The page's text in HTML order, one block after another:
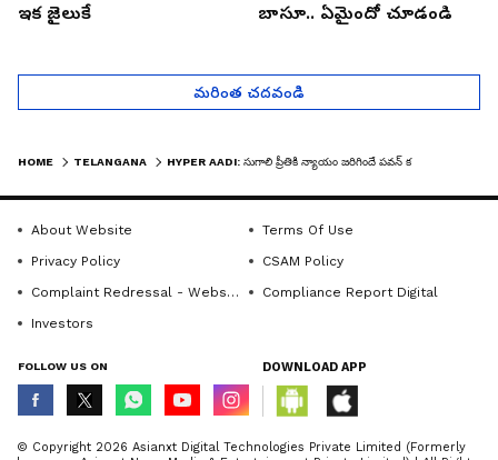
ఇక జైలుకే
బాసూ.. ఏమైందో చూడండి
మరింత చదవండి
HOME TELANGANA HYPER AADI: సుగాలి ప్రీతికి న్యాయం జరిగిందే పవన్ కళ్యాణ్ వల్లే: హైపర్ ఆది| ASIANET NEWS TELUGU
About Website
Terms Of Use
Privacy Policy
CSAM Policy
Complaint Redressal - Website
Compliance Report Digital
Investors
FOLLOW US ON DOWNLOAD APP
© Copyright 2026 Asianxt Digital Technologies Private Limited (Formerly